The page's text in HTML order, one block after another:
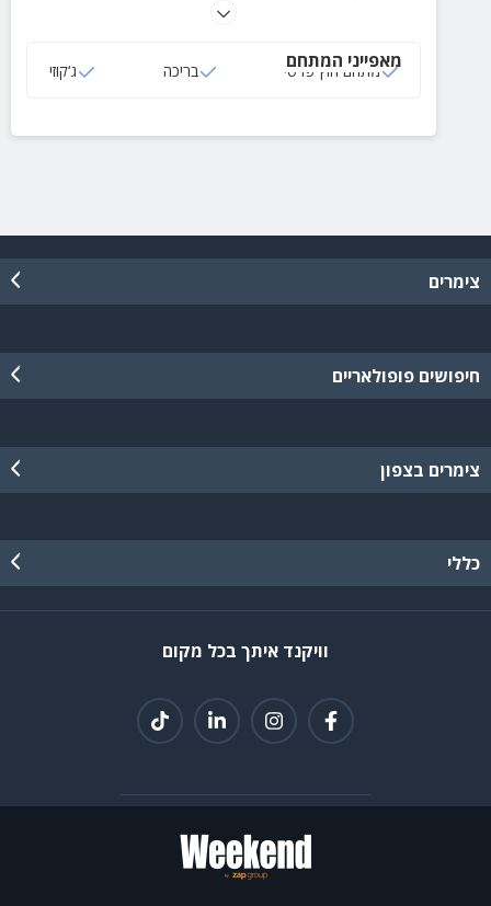
מאפייני המתחם
מתחם חוץ פרטי בריכה ג‘קוזי
צימרים
חיפושים פופולאריים
צימרים בצפון
כללי
וויקנד איתך בכל מקום